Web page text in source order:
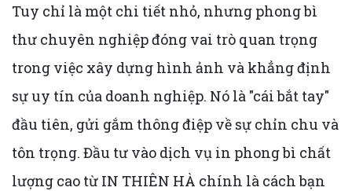
Tuy chỉ là một chi tiết nhỏ, nhưng phong bì
thư chuyên nghiệp đóng vai trò quan trọng
trong việc xây dựng hình ảnh và khẳng định
sự uy tín của doanh nghiệp. Nó là "cái bắt tay"
đầu tiên, gửi gắm thông điệp về sự chỉn chu và
tôn trọng. Đầu tư vào dịch vụ in phong bì chất
lượng cao từ IN THIÊN HÀ chính là cách bạn